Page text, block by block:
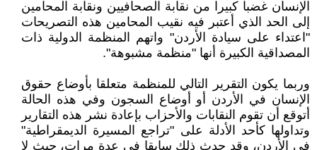
الإنسان غضبا كبيرا من نقابة الصحافيين ونقابة المحامين
إلى الحد الذي أعتبر فيه نقيب المحامين هذه التصريحات
"اعتداء على سيادة الأردن" واتهم المنظمة الدولية ذات
المصداقية الكبيرة أنها "منظمة مشبوهة".
وربما يكون التقرير التالي للمنظمة متعلقا بأوضاع حقوق
الإنسان في الأردن أو أوضاع السجون وفي هذه الحالة
أتوقع أن تقوم النقابات والأحزاب بإعادة نشر هذه التقارير
وتداولها كأحد الأدلة على "تراجع المسيرة الديمقراطية"
في الأردن، وقد حدث ذلك سابقا في عدة مرات، حيث لا